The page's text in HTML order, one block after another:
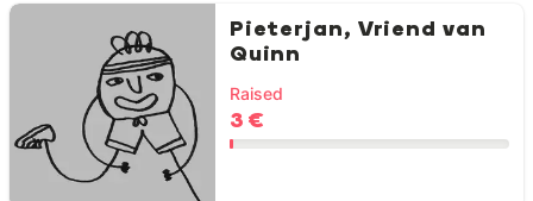
Pieterjan, Vriend van
Quinn
Raised
3 €